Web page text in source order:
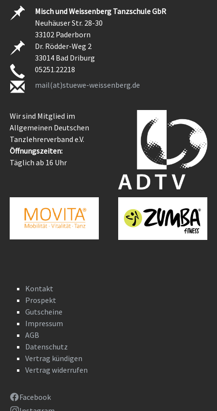
Misch und Weissenberg Tanzschule GbR
Neuhäuser Str. 28-30
33102 Paderborn
Dr. Rödder-Weg 2
33014 Bad Driburg
05251.22218
mail(at)stuewe-weissenberg.de
Wir sind Mitglied im
Allgemeinen Deutschen
Tanzlehrerverband e.V.
Öffnungszeiten:
Täglich ab 16 Uhr
Kontakt
Prospekt
Gutscheine
Impressum
AGB
Datenschutz
Vertrag kündigen
Vertrag widerrufen
Facebook